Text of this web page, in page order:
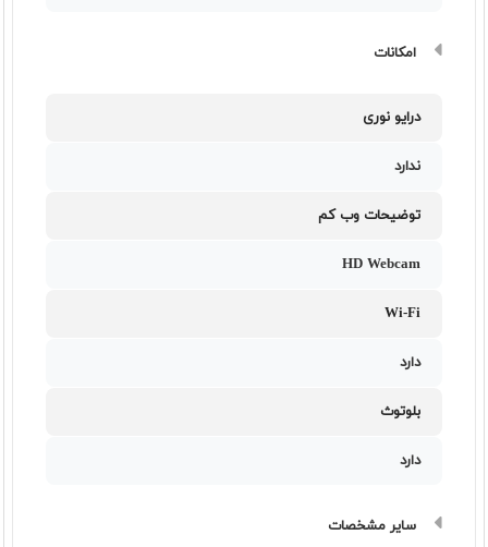
امکانات
درایو نوری
ندارد
توضیحات وب کم
HD Webcam
Wi-Fi
دارد
بلوتوث
دارد
سایر مشخصات